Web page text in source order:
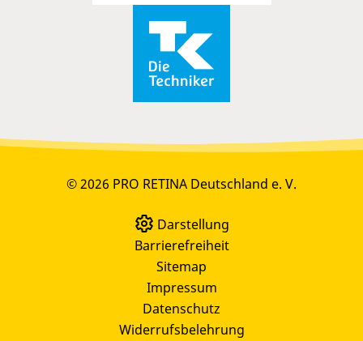
© 2026 PRO RETINA Deutschland e. V.
Darstellung
Barrierefreiheit
Sitemap
Impressum
Datenschutz
Widerrufsbelehrung